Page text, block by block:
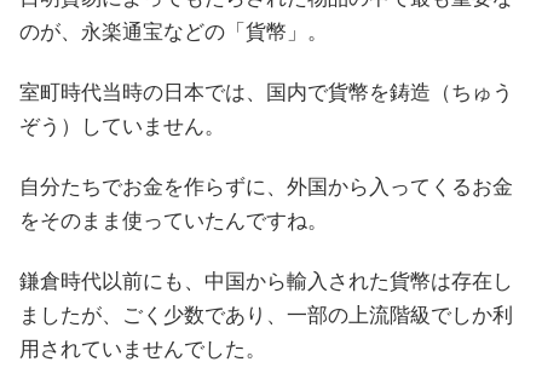
のが、永楽通宝などの「貨幣」。
室町時代当時の日本では、国内で貨幣を鋳造（ちゅう
ぞう）していません。
自分たちでお金を作らずに、外国から入ってくるお金
をそのまま使っていたんですね。
鎌倉時代以前にも、中国から輸入された貨幣は存在し
ましたが、ごく少数であり、一部の上流階級でしか利
用されていませんでした。